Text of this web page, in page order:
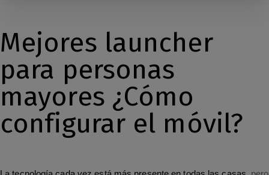
Mejores launcher
para personas
mayores ¿Cómo
configurar el móvil?